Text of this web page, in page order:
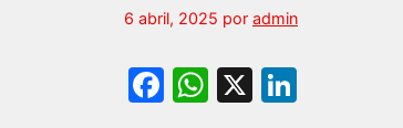
6 abril, 2025 por admin
F
W X